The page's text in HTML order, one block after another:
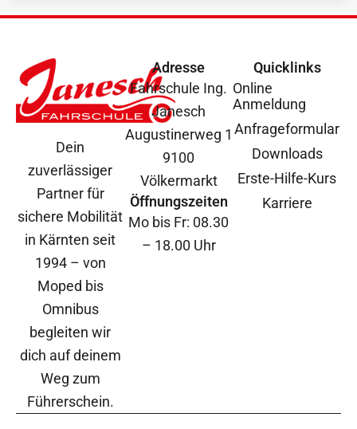
Dein
zuverlässiger
Partner für
sichere Mobilität
in Kärnten seit
1994 – von
Moped bis
Omnibus
begleiten wir
dich auf deinem
Weg zum
Führerschein.
Adresse
Fahrschule Ing.
Janesch
Augustinerweg 1
9100
Völkermarkt
Öffnungszeiten
Mo bis Fr: 08.30
– 18.00 Uhr
Quicklinks
Online
Anmeldung
Anfrageformular
Downloads
Erste-Hilfe-Kurs
Karriere